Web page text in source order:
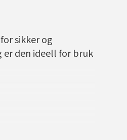
sikker og
er den ideell for bruk